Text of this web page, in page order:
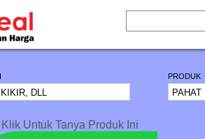
PRODUK
Klik Untuk Tanya Produk Ini